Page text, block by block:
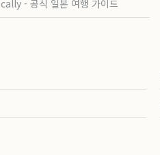
- 공식 일본 여행 가이드